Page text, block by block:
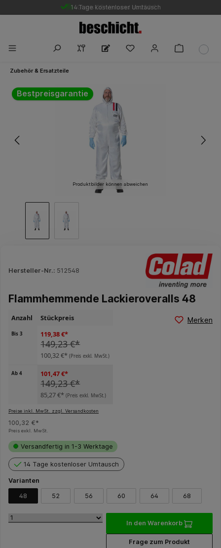
Gratis DE-Versand ab 250 €
14 Tage kostenloser Umtausch
Zubehör & Ersatzteile
Bildergalerie überspringen
Bestpreisgarantie
Produktbilder können abweichen
Hersteller-Nr.: 512548
Flammhemmende Lackieroveralls 48
Anzahl Stückpreis
Bis3 119,38 €*
149,23 €*
100,32 €*(Preis exkl. MwSt.)
Ab4 101,47 €*
149,23 €*
85,27 €*(Preis exkl. MwSt.)
Merken
Preise inkl. MwSt. zzgl. Versandkosten
100,32 €*
Preis exkl. MwSt.
Versandfertig in 1-3 Werktage
14 Tage kostenloser Umtausch
Varianten
48 52 56 60 64 68
In den Warenkorb
Frage zum Produkt